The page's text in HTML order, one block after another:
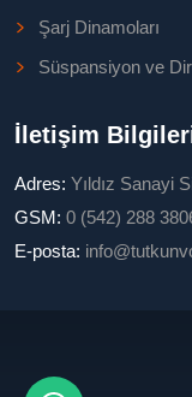
Şarj Dinamoları
Süspansiyon ve
İletişim
Adres: Yıldız Sanayi
GSM: 0 (542) 288
E-posta: